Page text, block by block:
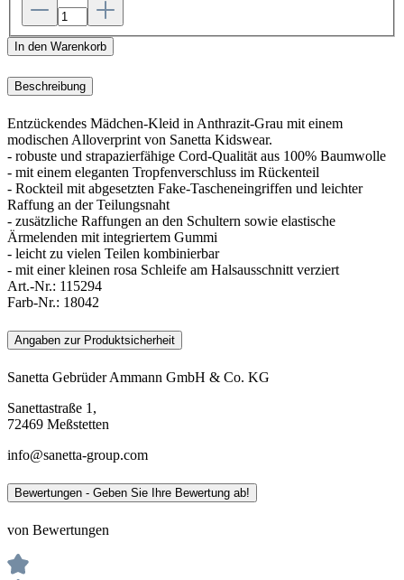
In den Warenkorb
Beschreibung
Entzückendes Mädchen-Kleid in Anthrazit-Grau mit einem
modischen Alloverprint von Sanetta Kidswear.
- robuste und strapazierfähige Cord-Qualität aus 100% Baumwolle
- mit einem eleganten Tropfenverschluss im Rückenteil
- Rockteil mit abgesetzten Fake-Tascheneingriffen und leichter
Raffung an der Teilungsnaht
- zusätzliche Raffungen an den Schultern sowie elastische
Ärmelenden mit integriertem Gummi
- leicht zu vielen Teilen kombinierbar
- mit einer kleinen rosa Schleife am Halsausschnitt verziert
Art.-Nr.: 115294
Farb-Nr.: 18042
Angaben zur Produktsicherheit
Sanetta Gebrüder Ammann GmbH & Co. KG
Sanettastraße 1,
72469 Meßstetten
info@sanetta-group.com
Bewertungen - Geben Sie Ihre Bewertung ab!
von Bewertungen